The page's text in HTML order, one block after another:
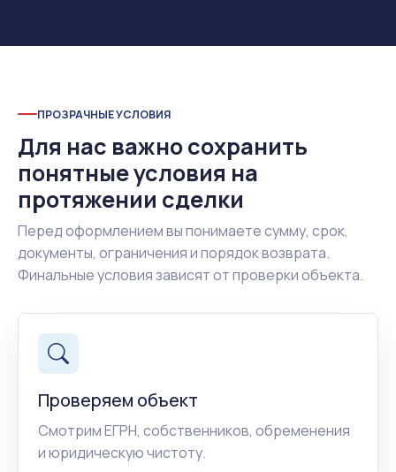
ПРОЗРАЧНЫЕ УСЛОВИЯ
Для нас важно сохранить
понятные условия на
протяжении сделки
Перед оформлением вы понимаете сумму, срок,
документы, ограничения и порядок возврата.
Финальные условия зависят от проверки объекта.
Проверяем объект
Смотрим ЕГРН, собственников, обременения
и юридическую чистоту.